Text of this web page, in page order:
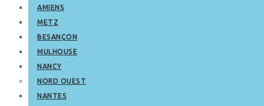
AMIENS
METZ
BESANÇON
MULHOUSE
NANCY
NORD OUEST
NANTES